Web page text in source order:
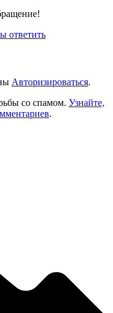
ответить
Авторизироваться.
со спамом. Узнайте,
.